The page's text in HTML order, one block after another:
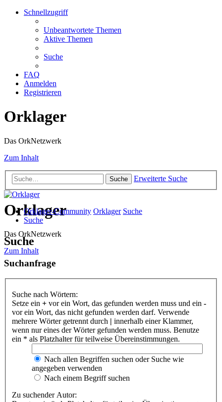
Schnellzugriff
Unbeantwortete Themen
Aktive Themen
Suche
FAQ
Anmelden
Registrieren
Orklager
Das OrkNetzwerk
Zum Inhalt
Suche Erweiterte Suche
Orklager
Das OrkNetzwerk
Zum Inhalt
Orklager-Community Orklager Suche
Suche
Suche
Suchanfrage
Suche nach Wörtern:
Setze ein + vor ein Wort, das gefunden werden muss und ein -
vor ein Wort, das nicht gefunden werden darf. Verwende
mehrere Wörter getrennt durch | innerhalb einer Klammer,
wenn nur eines der Wörter gefunden werden muss. Benutze
ein * als Platzhalter für teilweise Übereinstimmungen.
Nach allen Begriffen suchen oder Suche wie
angegeben verwenden
Nach einem Begriff suchen
Zu suchender Autor: